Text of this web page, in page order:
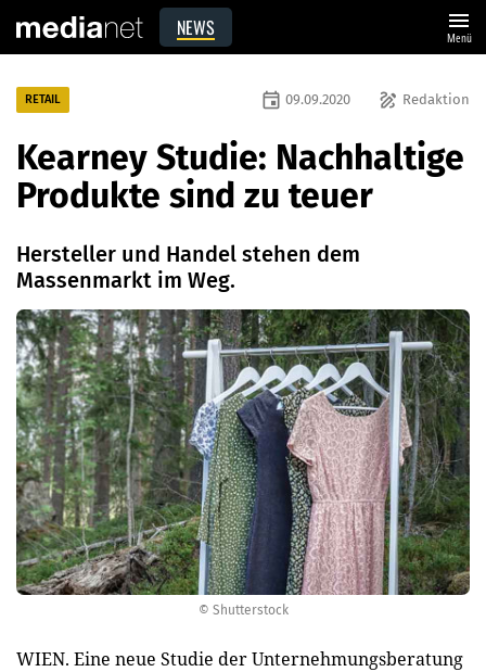
NEWS menu
Menü
© Shutterstock
RETAIL draw Redaktion
event 09.09.2020
Kearney Studie: Nachhaltige
Produkte sind zu teuer
Hersteller und Handel stehen dem
Massenmarkt im Weg.
WIEN. Eine neue Studie der Unternehmungsberatung